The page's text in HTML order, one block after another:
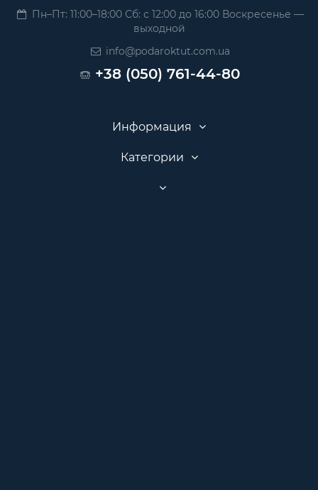
Пн–Пт: 11:00–18:00 Сб: с 12:00 до 16:00 Воскресенье —
выходной
info@podaroktut.com.ua
+38 (050) 761-44-80
Информация
Категории